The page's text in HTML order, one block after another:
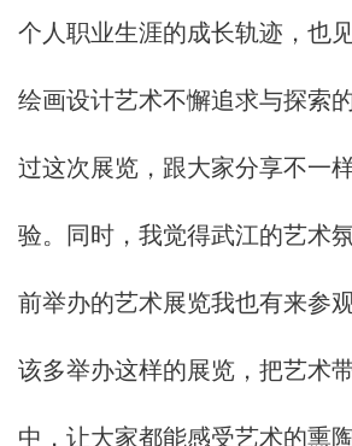
个人职业生涯的成长轨迹，也
绘画设计艺术不懈追求与探索
过这次展览，跟大家分享不一
验。同时，我觉得武江的艺术
前举办的艺术展览我也有来参
该多举办这样的展览，把艺术
中，让大家都能感受艺术的熏